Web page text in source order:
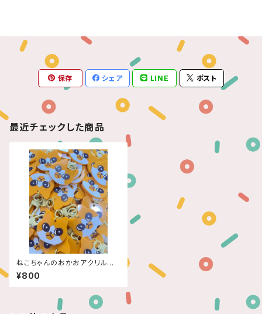
保存 シェア LINE ポスト
最近チェックした商品
ねこちゃんのおかおアクリルキ
ーホルダー
¥800